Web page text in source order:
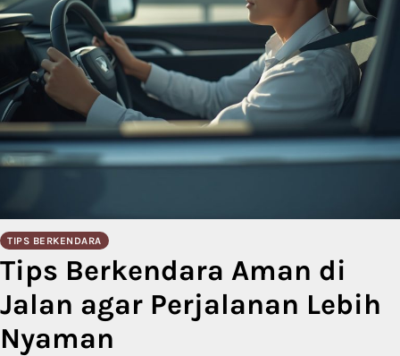
TIPS BERKENDARA
Tips Berkendara Aman di
Jalan agar Perjalanan Lebih
Nyaman